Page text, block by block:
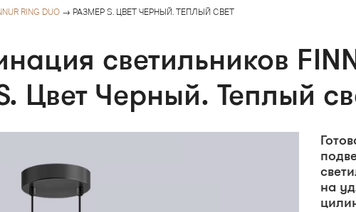
RING DUO → РАЗМЕР S. ЦВЕТ ЧЕРНЫЙ. ТЕПЛЫЙ СВЕТ
светильников
Цвет Черный. Теплый
на